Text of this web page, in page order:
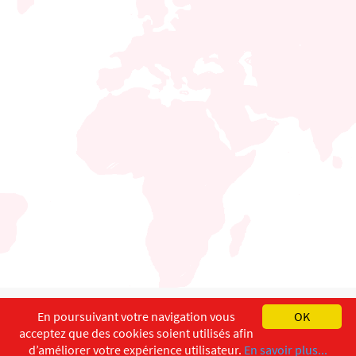
English Français
Copyright ©ISEC-AdW Impressum
OK
En poursuivant votre navigation vous
acceptez que des cookies soient utilisés afin
d’améliorer votre expérience utilisateur. En savoir plus...